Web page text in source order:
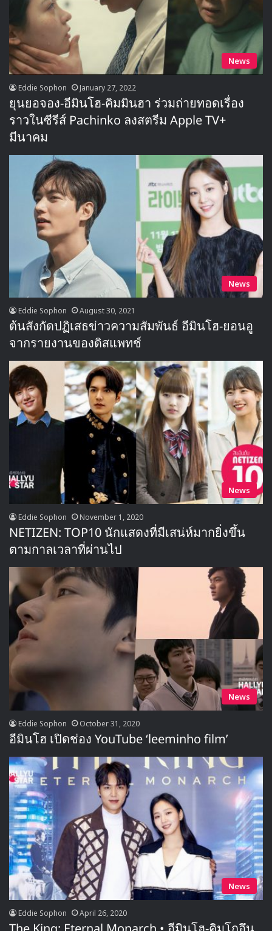
News
Eddie Sophon January 27, 2022
ยุนยอจอง-อีมินโฮ-คิมมินฮา ร่วมถ่ายทอดเรื่อง
ราวในซีรีส์ Pachinko ลงสตรีม Apple TV+
มีนาคม
News
Eddie Sophon August 30, 2021
ต้นสังกัดปฏิเสธข่าวความสัมพันธ์ อีมินโฮ-ยอนอู
จากรายงานของดิสแพทช์
News
Eddie Sophon November 1, 2020
NETIZEN: TOP10 นักแสดงที่มีเสน่ห์มากยิ่งขึ้น
ตามกาลเวลาที่ผ่านไป
News
Eddie Sophon October 31, 2020
อีมินโฮ เปิดช่อง YouTube ‘leeminho film’
News
Eddie Sophon April 26, 2020